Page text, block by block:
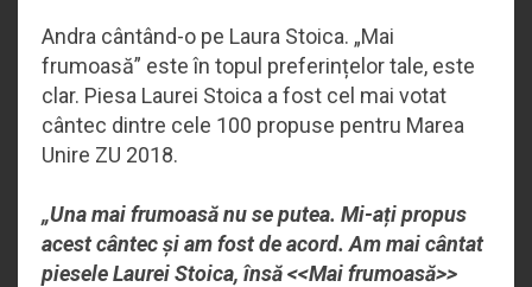
Andra cântând-o pe Laura Stoica. „Mai
frumoasă” este în topul preferințelor tale, este
clar. Piesa Laurei Stoica a fost cel mai votat
cântec dintre cele 100 propuse pentru Marea
Unire ZU 2018.
„Una mai frumoasă nu se putea. Mi-ați propus
acest cântec și am fost de acord. Am mai cântat
piesele Laurei Stoica, însă <<Mai frumoasă>>